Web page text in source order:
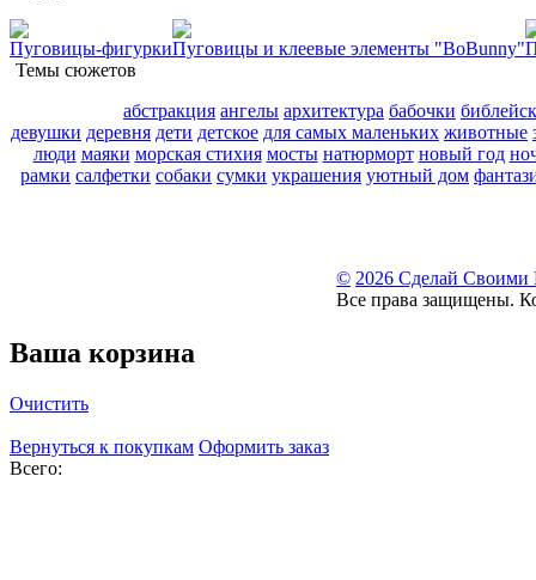
Пуговицы-фигуркиПуговицы и клеевые элементы "BoBunny"
Темы сюжетов
абстракция ангелы архитектура бабочки
девушки деревня дети детское для самых маленьких животные
люди маяки морская стихия мосты натюрморт новый год
рамки салфетки собаки сумки украшения уютный дом
© 2026 Сделай Своими
Все права защищены.
Ваша корзина
Очистить
Вернуться к покупкам Оформить заказ
Всего: